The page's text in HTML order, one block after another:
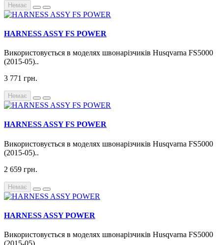
Немає
HARNESS ASSY FS POWER
Використовується в моделях швонарізчиків Husqvarna FS5000
(2015-05)..
3 771 грн.
Немає
HARNESS ASSY FS POWER
Використовується в моделях швонарізчиків Husqvarna FS5000
(2015-05)..
2 659 грн.
Немає
HARNESS ASSY POWER
Використовується в моделях швонарізчиків Husqvarna FS5000